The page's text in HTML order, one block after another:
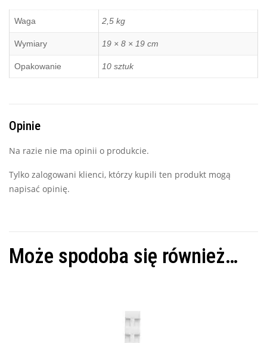
Waga 2,5 kg
Wymiary 19 × 8 × 19 cm
Opakowanie 10 sztuk
Opinie
Na razie nie ma opinii o produkcie.
Tylko zalogowani klienci, którzy kupili ten produkt mogą
napisać opinię.
Może spodoba się również…